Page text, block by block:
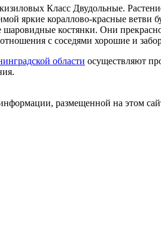
Класс Двудольные.
яркие кораллово-красные
костянки. Они
с соседями хорошие и
области осуществляют
размещенной на этом